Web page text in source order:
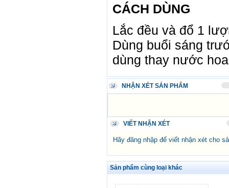
CÁCH DÙNG
Lắc đều và đổ 1
Dùng buổi sáng
dùng thay nước
NHẬN XÉT SẢN PHẨM
VIẾT NHẬN XÉT
Hãy đăng nhập để viết nhận xét cho
Sản phẩm cùng loại khác